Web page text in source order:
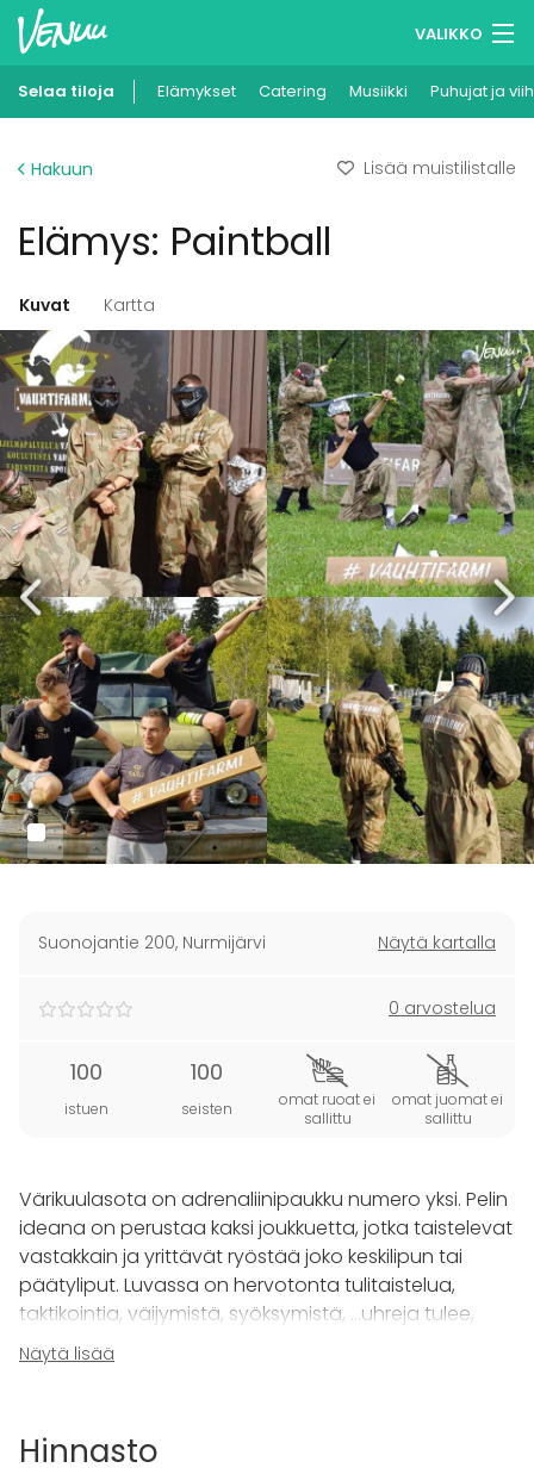
VALIKKO
Muistilistasi
Ilmoita kohteesi
Selaa tiloja Elämykset Catering Musiikki Puhujat ja
Hakuun Lisää muistilistalle
Elämys: Paintball
Kuvat Kartta
Suonojantie 200, Nurmijärvi Näytä kartalla
0 arvostelua
100
istuen
100
seisten
omat ruoat ei
sallittu
omat juomat ei
sallittu
Värikuulasota on adrenaliinipaukku numero yksi. Pelin
ideana on perustaa kaksi joukkuetta, jotka taistelevat
vastakkain ja yrittävät ryöstää joko keskilipun tai
päätyliput. Luvassa on hervotonta tulitaistelua,
taktikointia, väijymistä, syöksymistä, ...uhreja tulee,
mutta lopulta toinen joukkue saa kuin saakin lipun
vietyä.
tai armeijan varikko tyylisellä peltokentällä, jossa mm.
Näytä lisää
Hinnasto